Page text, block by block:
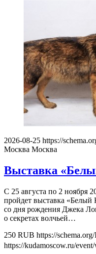
2026-08-25 https://
Москва Москва
Выставка
С 25 августа по 2 ноября
пройдет выставка
со дня рождения Джека
о секретах волчьей…
250 RUB https://
https://kudamoscow.ru/